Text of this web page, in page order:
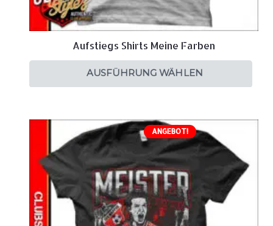
Aufstiegs Shirts Meine Farben
AUSFÜHRUNG WÄHLEN
ANGEBOT!